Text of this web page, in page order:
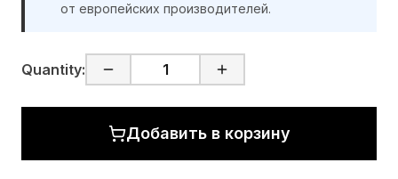
от европейских производителей.
Quantity:
Добавить в корзину